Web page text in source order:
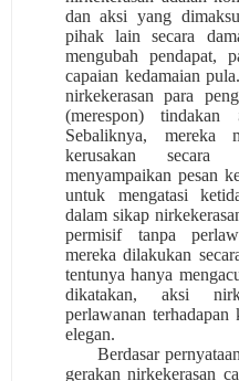
dan aksi yang
pihak lain secara
mengubah pendapat,
capaian kedamaian
nirkekerasan para
(merespon) tindakan
Sebaliknya, mereka
kerusakan secara
menyampaikan pesan
untuk mengatasi
dalam sikap
permisif tanpa
mereka dilakukan
tentunya hanya
dikatakan, aksi
perlawanan terhadapan
elegan.
Berdasar
gerakan nirkekerasan